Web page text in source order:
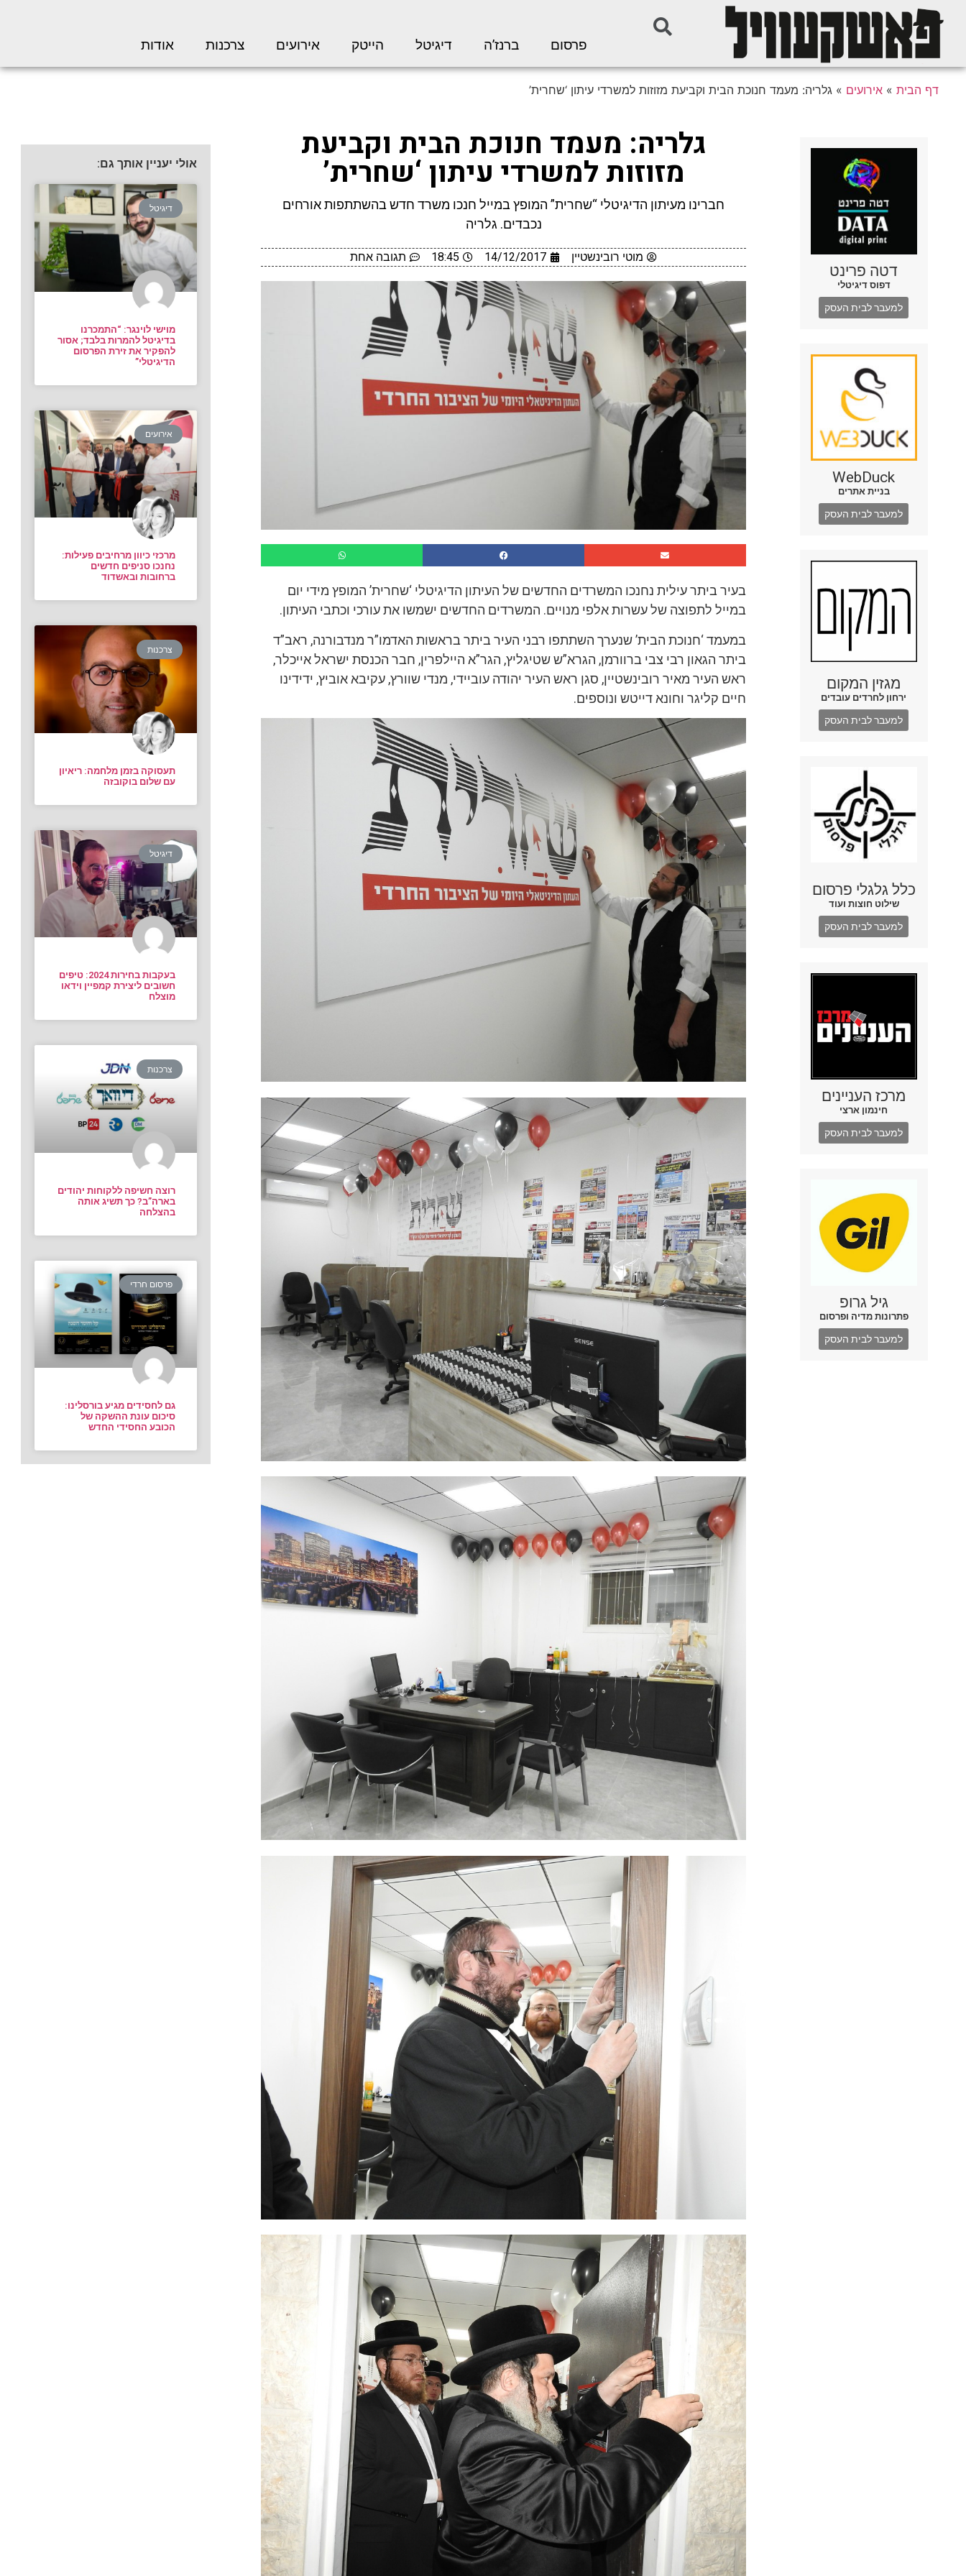
פרסום ברנז’ה דיגיטל הייטק אירועים צרכנות אודות
דף הבית »אירועים »גלריה: מעמד חנוכת הבית וקביעת מזוזות למשרדי עיתון ‘שחרית’
דטה פרינט
דפוס דיגיטלי
למעבר לבית העסק
WebDuck
בניית אתרים
למעבר לבית העסק
מגזין המקום
ירחון לחרדים עובדים
למעבר לבית העסק
כלל גלגלי פרסום
שילוט חוצות ועוד
למעבר לבית העסק
מרכז העניינים
חינמון ארצי
למעבר לבית העסק
גיל גרופ
פתרונות מדיה ופרסום
למעבר לבית העסק
גלריה: מעמד חנוכת הבית וקביעת
מזוזות למשרדי עיתון ‘שחרית’
חברינו מעיתון הדיגיטלי “שחרית” המופץ במייל חנכו משרד חדש בהשתתפות אורחים
נכבדים. גלריה
מוטי רובינשטיין 14/12/2017
18:45 תגובה אחת
בעיר ביתר עילית נחנכו המשרדים החדשים של העיתון הדיגיטלי ‘שחרית’ המופץ מידי יום
במייל לתפוצה של עשרות אלפי מנויים. המשרדים החדשים ישמשו את עורכי וכתבי העיתון.
במעמד ‘חנוכת הבית’ שנערך השתתפו רבני העיר ביתר בראשות האדמו”ר מנדבורנה, ראב”ד
ביתר הגאון רבי צבי ברוורמן, הגרא”ש שטיגליץ, הגר”א היילפרין, חבר הכנסת ישראל אייכלר,
ראש העיר מאיר רובינשטיין, סגן ראש העיר יהודה עוביידי, מנדי שוורץ, עקיבא אוביץ, ידידינו
חיים קליגר וחונא דייטש ונוספים.
אולי יעניין אותך גם:
דיגיטל
מוישי לוינגר: “התמכרנו
בדיגיטל להמרות בלבד; אסור
להפקיר את זירת הפרסום
הדיגיטלי”
אירועים
מרכזי כיוון מרחיבים פעילות:
נחנכו סניפים חדשים
ברחובות ובאשדוד
צרכנות
תעסוקה בזמן מלחמה: ריאיון
עם שלום בוקובזה
דיגיטל
בעקבות בחירות 2024: טיפים
חשובים ליצירת קמפיין וידאו
מוצלח
צרכנות
רוצה חשיפה ללקוחות יהודים
בארה”ב? כך תשיג אותה
בהצלחה
פרסום חרדי
גם לחסידים מגיע בורסלינו:
סיכום עונת ההשקה של
הכובע החסידי החדש